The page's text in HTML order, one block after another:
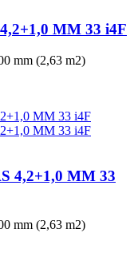
MM 33 i4F
mm (2,63 m2)
4,2+1,0 MM 33
mm (2,63 m2)